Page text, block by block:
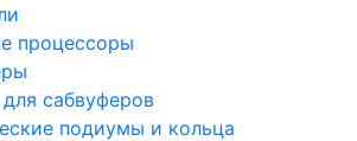
процессоры
сабвуферов
подиумы и кольца